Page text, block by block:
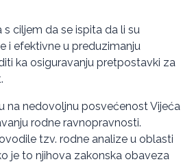
s ciljem da se ispita da li su
i efektivne u preduzimanju
ka osiguravanju pretpostavki za
na nedovoljnu posvećenost Vijeća
rodne ravnopravnosti.
tzv. rodne analize u oblasti
je to njihova zakonska obaveza